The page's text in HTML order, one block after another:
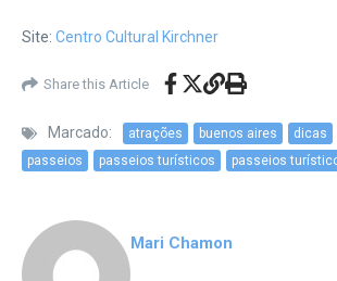
Site: Centro Cultural Kirchner
Share this Article
Marcado: atrações buenos aires dicas
passeios
passeios turísticos passeios
Mari Chamon